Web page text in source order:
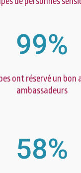
99%
ont réservé un bon
ambassadeurs
58%